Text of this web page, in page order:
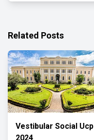
Related Posts
Vestibular Social Ucp
2024